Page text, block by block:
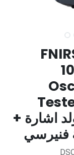
3 في 1 + مولد اشارة +
فنيرسي